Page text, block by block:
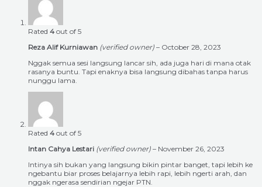
Rated 4 out of 5
Reza Alif Kurniawan (verified owner) – October 28, 2023
Nggak semua sesi langsung lancar sih, ada juga hari di mana otak
rasanya buntu. Tapi enaknya bisa langsung dibahas tanpa harus
nunggu lama.
Rated 4 out of 5
Intan Cahya Lestari (verified owner) – November 26, 2023
Intinya sih bukan yang langsung bikin pintar banget, tapi lebih ke
ngebantu biar proses belajarnya lebih rapi, lebih ngerti arah, dan
nggak ngerasa sendirian ngejar PTN.